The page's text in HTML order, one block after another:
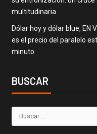
multitudinaria
Dólar hoy y dólar blue, EN
es el precio del paralelo
minuto
BUSCAR